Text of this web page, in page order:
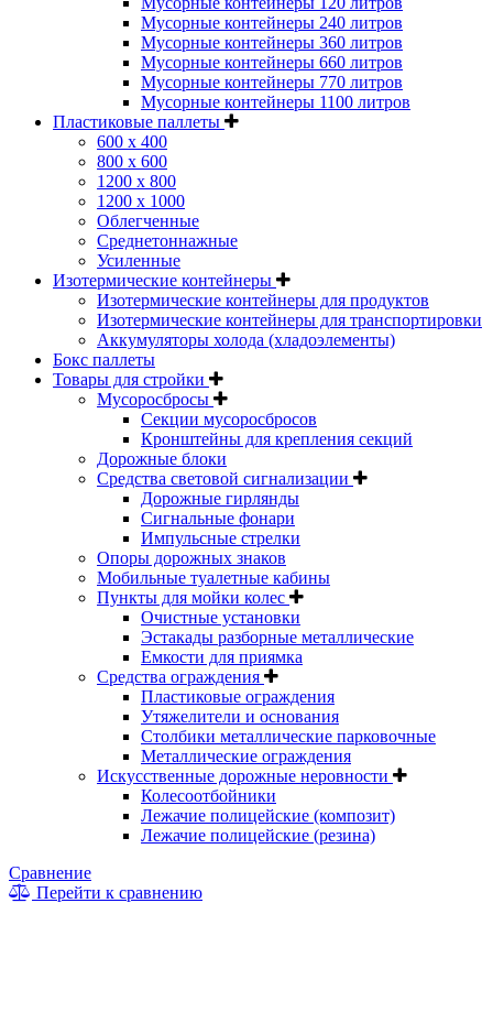
Мусорные контейнеры 240 литров
Мусорные контейнеры 360 литров
Мусорные контейнеры 660 литров
Мусорные контейнеры 770 литров
Мусорные контейнеры 1100 литров
Пластиковые паллеты
600 х 400
800 х 600
1200 х 800
1200 х 1000
Облегченные
Среднетоннажные
Усиленные
Изотермические контейнеры
Изотермические контейнеры для продуктов
Изотермические контейнеры для транспортировки
Аккумуляторы холода (хладоэлементы)
Бокс паллеты
Товары для стройки
Мусоросбросы
Секции мусоросбросов
Кронштейны для крепления секций
Дорожные блоки
Средства световой сигнализации
Дорожные гирлянды
Сигнальные фонари
Импульсные стрелки
Опоры дорожных знаков
Мобильные туалетные кабины
Пункты для мойки колес
Очистные установки
Эстакады разборные металлические
Емкости для приямка
Средства ограждения
Пластиковые ограждения
Утяжелители и основания
Столбики металлические парковочные
Металлические ограждения
Искусственные дорожные неровности
Колесоотбойники
Лежачие полицейские (композит)
Лежачие полицейские (резина)
Сравнение
Перейти к сравнению